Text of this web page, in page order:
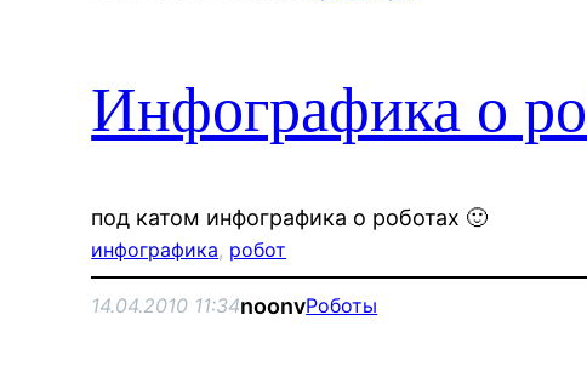
Инфографика о
под катом инфографика о роботах 🙂
инфографика, робот
14.04.2010 11:34noonvРоботы